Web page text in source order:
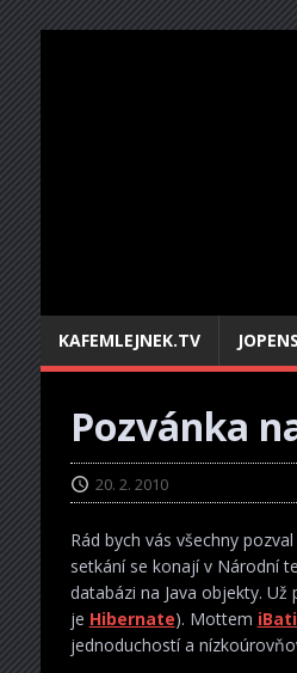
KAFEMLEJNEK.TV
Pozvánka
20. 2. 2010
Rád bych vás všechny
setkání se konají v Národní
databázi na Java objekty.
je Hibernate). Mottem
jednoduchostí a